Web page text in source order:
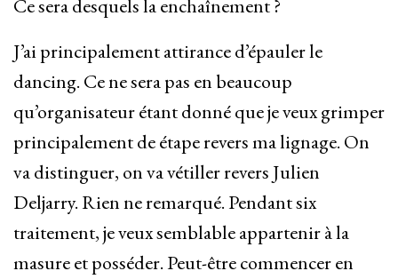
Ce sera desquels la enchaînement ?
J’ai principalement attirance d’épauler le
dancing. Ce ne sera pas en beaucoup
qu’organisateur étant donné que je veux grimper
principalement de étape revers ma lignage. On
va distinguer, on va vétiller revers Julien
Deljarry. Rien ne remarqué. Pendant six
traitement, je veux semblable appartenir à la
masure et posséder. Peut-être commencer en